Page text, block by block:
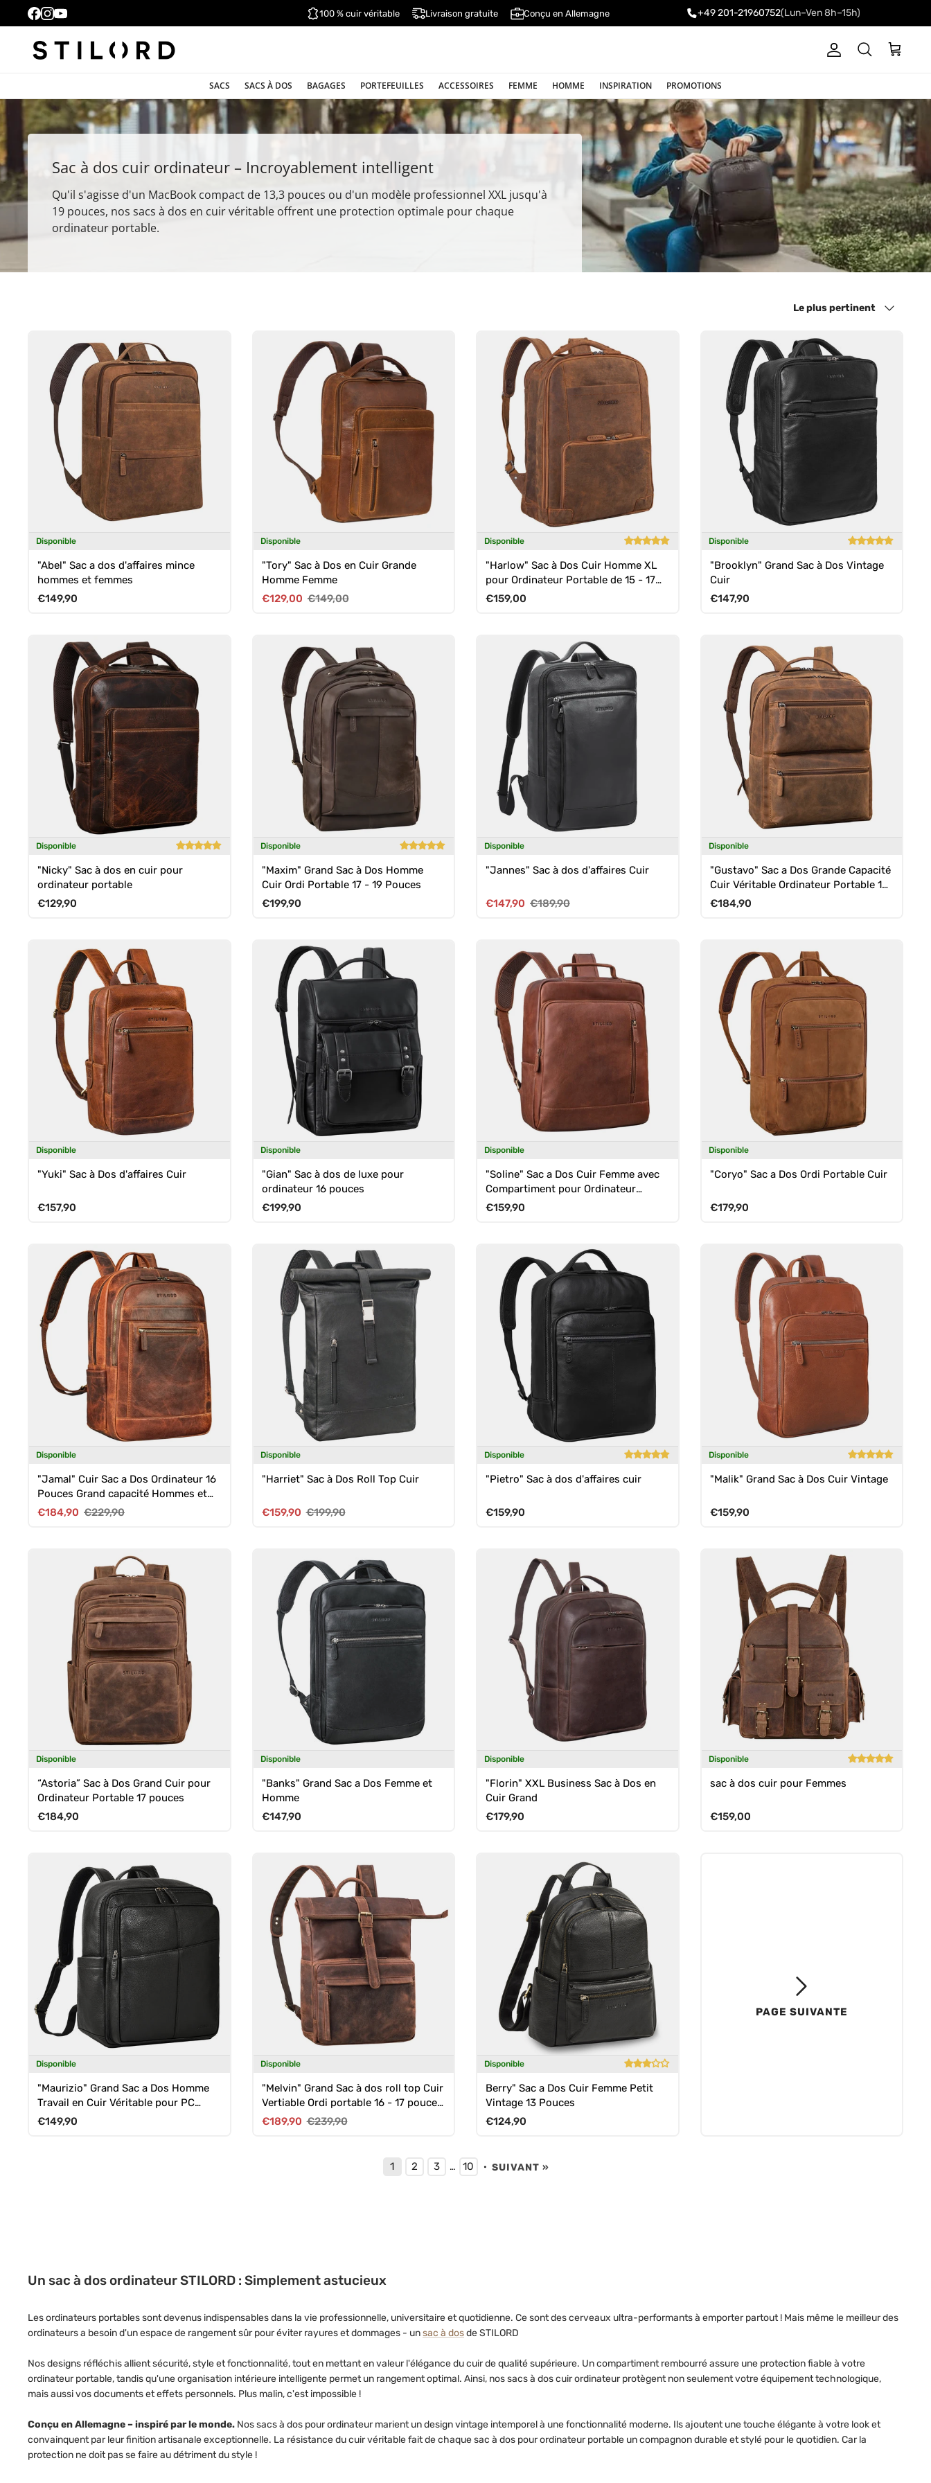
100 % cuir véritable Livraison gratuite Conçu en Allemagne +49 201-21960752(Lun–Ven 8h–15h)
CompteRecherchePanier
SACS SACS À DOS BAGAGES PORTEFEUILLES ACCESSOIRES FEMME HOMME INSPIRATION PROMOTIONS
Sac à dos cuir ordinateur – Incroyablement intelligent
Qu'il s'agisse d'un MacBook compact de 13,3 pouces ou d'un modèle professionnel XXL jusqu'à
19 pouces, nos sacs à dos en cuir véritable offrent une protection optimale pour chaque
ordinateur portable.
Le plus pertinent
Disponible
"Abel" Sac a dos d'affaires mince
hommes et femmes
Prix habituel
€149,90
Disponible
"Tory" Sac à Dos en Cuir Grande
Homme Femme
Prix soldé
€129,00 Prix habituel
€149,00
Disponible
"Harlow" Sac à Dos Cuir Homme XL
pour Ordinateur Portable de 15 - 17
Pouces
Prix habituel
€159,00
Disponible
"Brooklyn" Grand Sac à Dos Vintage
Cuir
Prix habituel
€147,90
Disponible
"Nicky" Sac à dos en cuir pour
ordinateur portable
Prix habituel
€129,90
Disponible
"Maxim" Grand Sac à Dos Homme
Cuir Ordi Portable 17 - 19 Pouces
Prix habituel
€199,90
Disponible
"Jannes" Sac à dos d'affaires Cuir
Prix soldé
€147,90 Prix habituel
€189,90
Disponible
"Gustavo" Sac a Dos Grande Capacité
Cuir Véritable Ordinateur Portable 15
- 16 pouces
Prix habituel
€184,90
Disponible
"Yuki" Sac à Dos d'affaires Cuir
Prix habituel
€157,90
Disponible
"Gian" Sac à dos de luxe pour
ordinateur 16 pouces
Prix habituel
€199,90
Disponible
"Soline" Sac a Dos Cuir Femme avec
Compartiment pour Ordinateur
Portable 15,6 - 16 pouces
Prix habituel
€159,90
Disponible
"Coryo" Sac a Dos Ordi Portable Cuir
Prix habituel
€179,90
Disponible
"Jamal" Cuir Sac a Dos Ordinateur 16
Pouces Grand capacité Hommes et
Femmes
Prix soldé
€184,90 Prix habituel
€229,90
Disponible
"Harriet" Sac à Dos Roll Top Cuir
Prix soldé
€159,90 Prix habituel
€199,90
Disponible
"Pietro" Sac à dos d'affaires cuir
Prix habituel
€159,90
Disponible
"Malik" Grand Sac à Dos Cuir Vintage
Prix habituel
€159,90
Disponible
“Astoria” Sac à Dos Grand Cuir pour
Ordinateur Portable 17 pouces
Prix habituel
€184,90
Disponible
"Banks" Grand Sac a Dos Femme et
Homme
Prix habituel
€147,90
Disponible
"Florin" XXL Business Sac à Dos en
Cuir Grand
Prix habituel
€179,90
Disponible
sac à dos cuir pour Femmes
Prix habituel
€159,00
Disponible
"Maurizio" Grand Sac a Dos Homme
Travail en Cuir Véritable pour PC
Portable 15.6 Pouces
Prix habituel
€149,90
Disponible
"Melvin" Grand Sac à dos roll top Cuir
Vertiable Ordi portable 16 - 17 pouces
Homme
Prix soldé
€189,90 Prix habituel
€239,90
Disponible
Berry" Sac a Dos Cuir Femme Petit
Vintage 13 Pouces
Prix habituel
€124,90
PAGE SUIVANTE
1 2 3 … 10 · SUIVANT »
Un sac à dos ordinateur STILORD : Simplement astucieux
Les ordinateurs portables sont devenus indispensables dans la vie professionnelle, universitaire et quotidienne. Ce sont des cerveaux ultra-performants à emporter partout ! Mais même le meilleur des
ordinateurs a besoin d'un espace de rangement sûr pour éviter rayures et dommages - unsac à dosde STILORD
Nos designs réfléchis allient sécurité, style et fonctionnalité, tout en mettant en valeur l'élégance du cuir de qualité supérieure. Un compartiment rembourré assure une protection fiable à votre
ordinateur portable, tandis qu'une organisation intérieure intelligente permet un rangement optimal. Ainsi, nos sacs à dos cuir ordinateur protègent non seulement votre équipement technologique,
mais aussi vos documents et effets personnels. Plus malin, c'est impossible !
Conçu en Allemagne – inspiré par le monde. Nos sacs à dos pour ordinateur marient un design vintage intemporel à une fonctionnalité moderne. Ils ajoutent une touche élégante à votre look et
convainquent par leur finition artisanale exceptionnelle. La résistance du cuir véritable fait de chaque sac à dos pour ordinateur portable un compagnon durable et stylé pour le quotidien. Car la
protection ne doit pas se faire au détriment du style !